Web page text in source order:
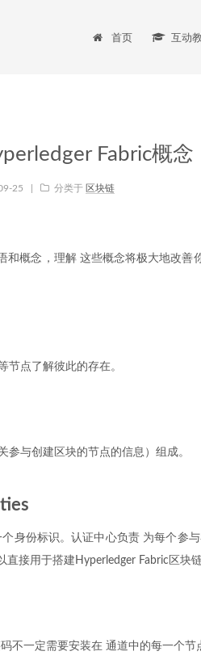
首页 互动
Fabric概念
25 分类于 区块链
和概念，理解 这些概念将极大地改善
节点了解彼此的存在。
参与创建区块的节点的信息）组成。
身份标识。认证中心负责 为每个参
直接用于搭建Hyperledger Fabric区块
不一定需要安装在 通道中的每一个节